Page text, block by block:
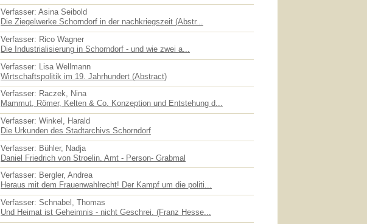
Verfasser: Asina Seibold
Die Ziegelwerke Schorndorf in der nachkriegszeit (Abstr...
Verfasser: Rico Wagner
Die Industrialisierung in Schorndorf - und wie zwei a...
Verfasser: Lisa Wellmann
Wirtschaftspolitik im 19. Jahrhundert (Abstract)
Verfasser: Raczek, Nina
Mammut, Römer, Kelten & Co. Konzeption und Entstehung d...
Verfasser: Winkel, Harald
Die Urkunden des Stadtarchivs Schorndorf
Verfasser: Bühler, Nadja
Daniel Friedrich von Stroelin. Amt - Person- Grabmal
Verfasser: Bergler, Andrea
Heraus mit dem Frauenwahlrecht! Der Kampf um die politi...
Verfasser: Schnabel, Thomas
Und Heimat ist Geheimnis - nicht Geschrei. (Franz Hesse...